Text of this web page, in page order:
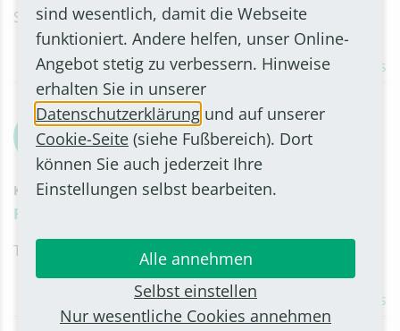
Stadtbücherei Bornheim erhältlich.
Details
Sa
19.09.2026
10:00 Uhr
KARRIERE
Rheinbacher Ausbildungsmesse
Teilnahme an der Rheinbacher Ausbildungsmesse
Details
sind wesentlich, damit die Webseite
funktioniert. Andere helfen, unser Online-
Angebot stetig zu verbessern. Hinweise
erhalten Sie in unserer
Datenschutzerklärung und auf unserer
Cookie-Seite (siehe Fußbereich). Dort
können Sie auch jederzeit Ihre
Einstellungen selbst bearbeiten.
Alle annehmen
Selbst einstellen
Nur wesentliche Cookies annehmen